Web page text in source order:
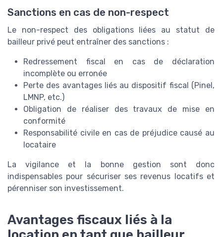
Sanctions en cas de non-respect
Le non-respect des obligations liées au statut de
bailleur privé peut entraîner des sanctions :
Redressement fiscal en cas de déclaration
incomplète ou erronée
Perte des avantages liés au dispositif fiscal (Pinel,
LMNP, etc.)
Obligation de réaliser des travaux de mise en
conformité
Responsabilité civile en cas de préjudice causé au
locataire
La vigilance et la bonne gestion sont donc
indispensables pour sécuriser ses revenus locatifs et
pérenniser son investissement.
Avantages fiscaux liés à la